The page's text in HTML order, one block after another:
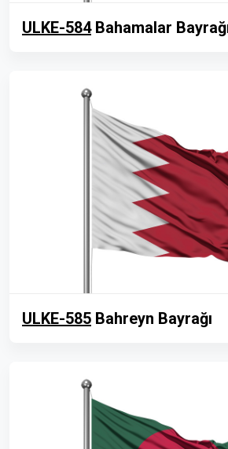
ULKE-584Bahamalar
ULKE-585 Bahreyn Bayrağı